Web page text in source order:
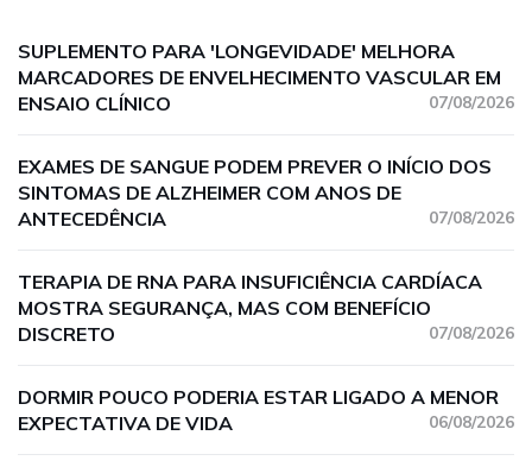
SUPLEMENTO PARA 'LONGEVIDADE' MELHORA
MARCADORES DE ENVELHECIMENTO VASCULAR EM
ENSAIO CLÍNICO
07/08/2026
EXAMES DE SANGUE PODEM PREVER O INÍCIO DOS
SINTOMAS DE ALZHEIMER COM ANOS DE
ANTECEDÊNCIA
07/08/2026
TERAPIA DE RNA PARA INSUFICIÊNCIA CARDÍACA
MOSTRA SEGURANÇA, MAS COM BENEFÍCIO
DISCRETO
07/08/2026
DORMIR POUCO PODERIA ESTAR LIGADO A MENOR
EXPECTATIVA DE VIDA
06/08/2026